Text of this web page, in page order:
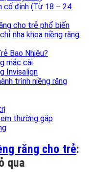
cố định (Từ 18 – 24
cho trẻ phổ biến
nha khoa niềng răng
Bao Nhiêu?
mắc cài
Invisalign
trình niềng răng
thường gặp
răng cho trẻ:
qua